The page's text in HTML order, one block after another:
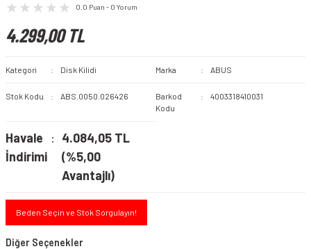
0.0 Puan - 0 Yorum
4.299,00 TL
Kategori Disk Kilidi Marka ABUS
Stok Kodu ABS.0050.026426
Barkod
Kodu
4003318410031
Havale
İndirimi
4.084,05 TL
(%5,00
Avantajlı)
Beden Seçin ve Stok Sorgulayın!
Diğer Seçenekler